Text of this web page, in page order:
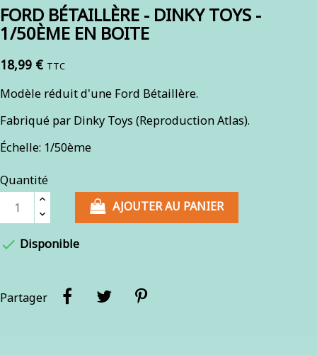
FORD BÉTAILLÈRE - DINKY TOYS -
1/50ÈME EN BOITE
18,99 € TTC
Modèle réduit d'une Ford Bétaillère.
Fabriqué par Dinky Toys (Reproduction Atlas).
Échelle: 1/50ème
Quantité
AJOUTER AU PANIER
 Disponible
Partager